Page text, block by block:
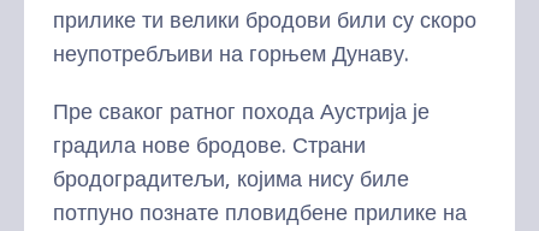
прилике ти велики бродови били су скоро
неупотребљиви на горњем Дунаву.
Пре сваког ратног похода Аустрија је
градила нове бродове. Страни
бродоградитељи, којима нису биле
потпуно познате пловидбене прилике на